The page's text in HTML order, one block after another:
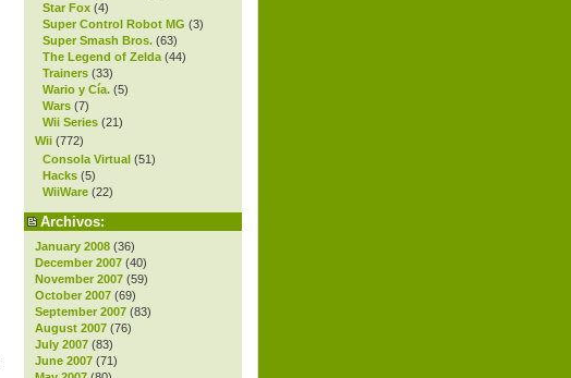
Star Fox (4)
Super Control Robot MG (3)
Super Smash Bros. (63)
The Legend of Zelda (44)
Trainers (33)
Wario y Cía. (5)
Wars (7)
Wii Series (21)
Wii (772)
Consola Virtual (51)
Hacks (5)
WiiWare (22)
Archivos:
January 2008 (36)
December 2007 (40)
November 2007 (59)
October 2007 (69)
September 2007 (83)
August 2007 (76)
July 2007 (83)
June 2007 (71)